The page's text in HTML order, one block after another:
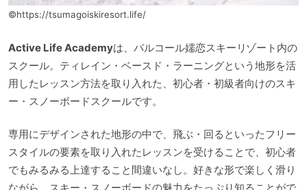
©https://tsumagoiskiresort.life/
Active Life Academyは、パルコール嬬恋スキーリゾート内の
スクール。ティレイン・ベースド・ラーニングという地形を活
用したレッスン方法を取り入れた、初心者・初級者向けのスキ
ー・スノーボードスクールです。
専用にデザインされた地形の中で、飛ぶ・回るといったフリー
スタイルの要素を取り入れたレッスンを受けることで、初心者
でもみるみる上達すること間違いなし。好きな形で楽しく滑り